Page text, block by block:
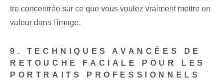
tre concentrée sur ce que vous voulez vraiment mettre en
valeur dans l'image.
9. TECHNIQUES AVANCÉES DE
RETOUCHE FACIALE POUR LES
PORTRAITS PROFESSIONNELS